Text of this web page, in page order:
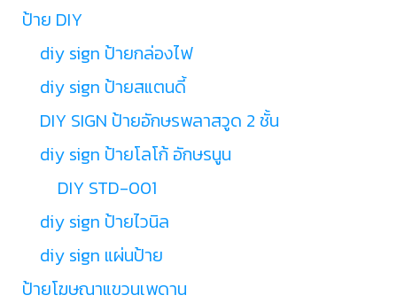
ป้าย DIY
diy sign ป้ายกล่องไฟ
diy sign ป้ายสแตนดี้
DIY SIGN ป้ายอักษรพลาสวูด 2 ชั้น
diy sign ป้ายโลโก้ อักษรนูน
DIY STD-001
diy sign ป้ายไวนิล
diy sign แผ่นป้าย
ป้ายโฆษณาแขวนเพดาน